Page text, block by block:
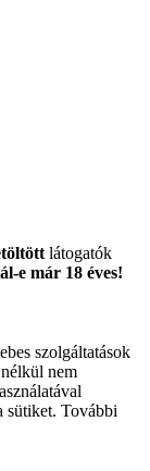
látogatók
e már 18 éves!
szolgáltatások
nem
sütiket. További